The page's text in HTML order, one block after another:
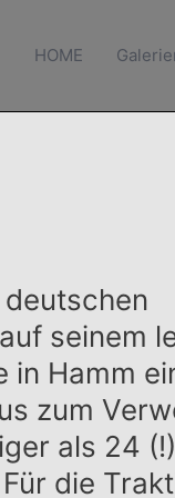
HOME
seinem
in Hamm
zum
als 24
die